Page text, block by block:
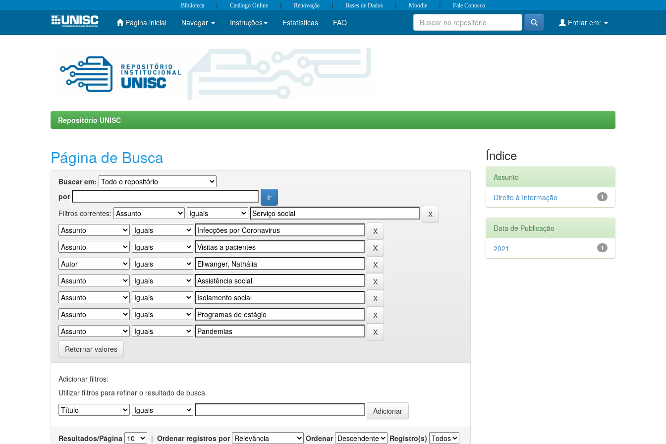
Skip
Biblioteca | Catálogo Online | Renovação | Bases de Dados | Moodle | Fale Conosco
Página inicial Navegar Instruções Estatísticas FAQ Entrar em:
Repositório UNISC
Página de Busca
Buscar em:
por
Filtros correntes:
Retornar valores
Adicionar filtros:
Utilizar filtros para refinar o resultado de busca.
Resultados/Página | Ordenar registros por Ordenar Registro(s)
Índice
Assunto
1
Direito à Informação
Data de Publicação
1
2021